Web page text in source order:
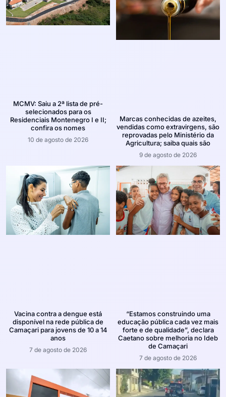
MCMV: Saiu a 2ª lista de pré-
selecionados para os
Residenciais Montenegro I e II;
confira os nomes
10 de agosto de 2026
Marcas conhecidas de azeites,
vendidas como extravirgens, são
reprovadas pelo Ministério da
Agricultura; saiba quais são
9 de agosto de 2026
Vacina contra a dengue está
disponível na rede pública de
Camaçari para jovens de 10 a 14
anos
7 de agosto de 2026
“Estamos construindo uma
educação pública cada vez mais
forte e de qualidade”, declara
Caetano sobre melhoria no Ideb
de Camaçari
7 de agosto de 2026